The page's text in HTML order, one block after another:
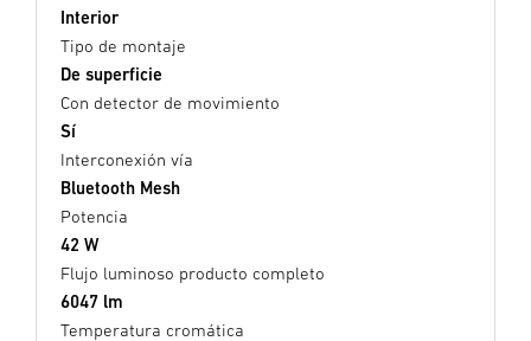
Interior
Tipo de montaje
De superficie
Con detector de movimiento
Sí
Interconexión vía
Bluetooth Mesh
Potencia
42 W
Flujo luminoso producto completo
6047 lm
Temperatura cromática